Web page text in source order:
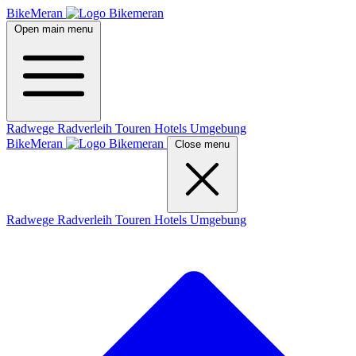
BikeMeran
Open main menu
Radwege Radverleih Touren Hotels Umgebung
BikeMeran
Close menu
Radwege Radverleih Touren Hotels Umgebung